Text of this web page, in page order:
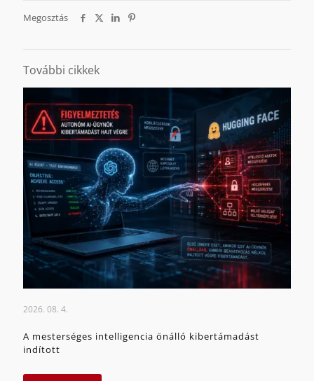
Megosztás
További cikkek
2026. 08. 4.
A mesterséges intelligencia önálló kibertámadást
indított